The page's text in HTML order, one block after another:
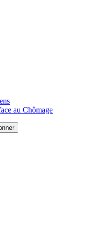
au Chômage